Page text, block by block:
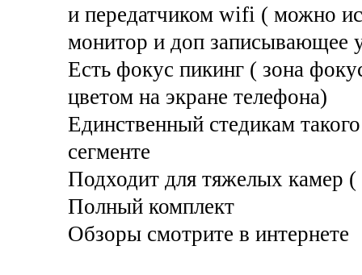
и передатчиком wifi ( можно
монитор и доп записывающее
Есть фокус пикинг ( зона
цветом на экране телефона)
Единственный стедикам
сегменте
Подходит для тяжелых камер (
Полный комплект
Обзоры смотрите в интернете